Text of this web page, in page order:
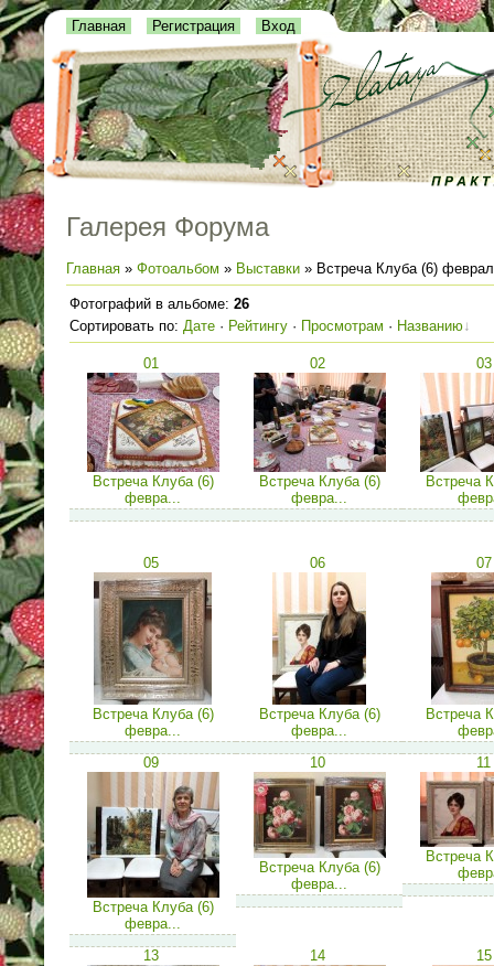
Главная Регистрация Вход
Галерея Форума
Главная » Фотоальбом » Выставки » Встреча Клуба (6)
Фотографий в альбоме: 26
Сортировать по: Дате · Рейтингу · Просмотрам · Названию
01
Встреча Клуба (6)
февра...
02
Встреча Клуба (6)
февра...
03
Встреча
05
Встреча Клуба (6)
февра...
06
Встреча Клуба (6)
февра...
07
Встреча
09
Встреча Клуба (6)
февра...
10
Встреча Клуба (6)
февра...
11
Встреча
13 14 15